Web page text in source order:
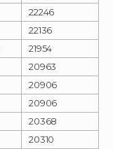
22246
22136
21954
20963
20906
20906
20368
20310